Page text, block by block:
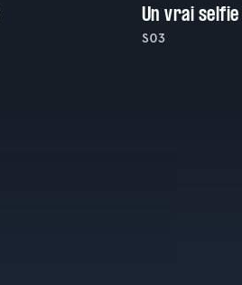
Un vrai selfie
S03